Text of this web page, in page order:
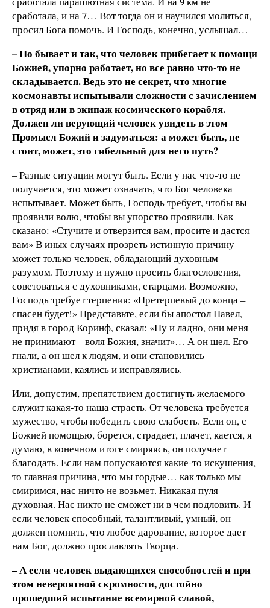
сработала, и на 7… Вот тогда он и научился молиться,
просил Бога помочь. И Господь, конечно, услышал…
– Но бывает и так, что человек прибегает к помощи
Божией, упорно работает, но все равно что-то не
складывается. Ведь это не секрет, что многие
космонавты испытывали сложности с зачислением
в отряд или в экипаж космического корабля.
Должен ли верующий человек увидеть в этом
Промысл Божий и задуматься: а может быть, не
стоит, может, это гибельный для него путь?
– Разные ситуации могут быть. Если у нас что-то не
получается, это может означать, что Бог человека
испытывает. Может быть, Господь требует, чтобы вы
проявили волю, чтобы вы упорство проявили. Как
сказано: «Стучите и отверзится вам, просите и дастся
вам» В иных случаях прозреть истинную причину
может только человек, обладающий духовным
разумом. Поэтому и нужно просить благословения,
советоваться с духовниками, старцами. Возможно,
Господь требует терпения: «Претерпевый до конца –
спасен будет!» Представьте, если бы апостол Павел,
придя в город Коринф, сказал: «Ну и ладно, они меня
не принимают – воля Божия, значит»… А он шел. Его
гнали, а он шел к людям, и они становились
христианами, каялись и исправлялись.
Или, допустим, препятствием достигнуть желаемого
служит какая-то наша страсть. От человека требуется
мужество, чтобы победить свою слабость. Если он, с
Божией помощью, борется, страдает, плачет, кается, я
думаю, в конечном итоге смиряясь, он получает
благодать. Если нам попускаются какие-то искушения,
то главная причина, что мы гордые… как только мы
смиримся, нас ничто не возьмет. Никакая пуля
духовная. Нас никто не сможет ни в чем подловить. И
если человек способный, талантливый, умный, он
должен помнить, что любое дарование, которое дает
нам Бог, должно прославлять Творца.
– А если человек выдающихся способностей и при
этом невероятной скромности, достойно
прошедший испытание всемирной славой,